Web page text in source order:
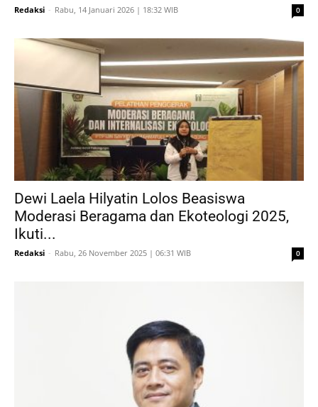
Redaksi - Rabu, 14 Januari 2026 | 18:32 WIB 0
Dewi Laela Hilyatin Lolos Beasiswa
Moderasi Beragama dan Ekoteologi 2025,
Ikuti...
Redaksi - Rabu, 26 November 2025 | 06:31 WIB 0